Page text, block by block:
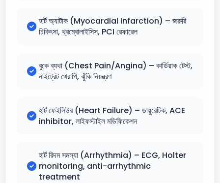
হার্ট অ্যাটাক (Myocardial Infarction) – জরুরি
চিকিৎসা, থ্রম্বোলাইসিস, PCI রেফারেল
বুকে ব্যথা (Chest Pain/Angina) – কার্ডিয়াক টেস্ট,
নাইট্রেট থেরাপি, ঝুঁকি নিয়ন্ত্রণ
হার্ট ফেইলিউর (Heart Failure) – ডায়ুরেটিক, ACE
inhibitor, লাইফস্টাইল মডিফিকেশন
হার্ট রিদম সমস্যা (Arrhythmia) – ECG, Holter
monitoring, anti-arrhythmic
treatment